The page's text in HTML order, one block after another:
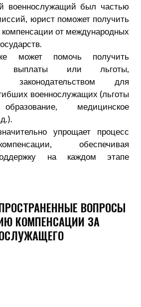
военнослужащий был частью
юрист поможет получить
от международных
может помочь получить
выплаты или льготы,
законодательством для
военнослужащих (льготы
медицинское
упрощает процесс
обеспечивая
на каждом этапе
ВОПРОСЫ
КОМПЕНСАЦИИ ЗА